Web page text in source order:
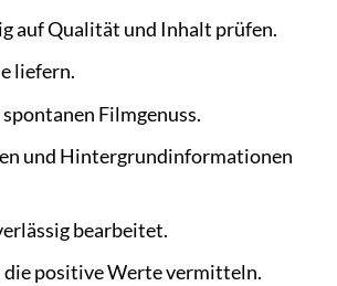
auf Qualität und Inhalt prüfen.
liefern.
Filmgenuss.
und Hintergrundinformationen
bearbeitet.
die positive Werte vermitteln.